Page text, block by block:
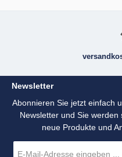
Newsletter
Abonnieren Sie jetzt einfach
Newsletter und Sie
neue Produkte und
Mail-